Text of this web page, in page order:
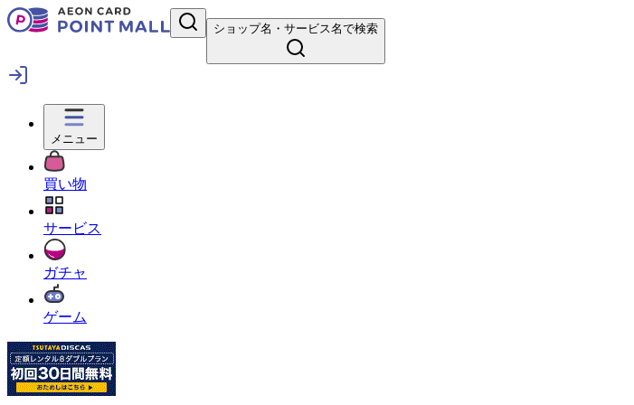
ショップ名・サービス名で検索
メニュー
買い物
サービス
ガチャ
ゲーム